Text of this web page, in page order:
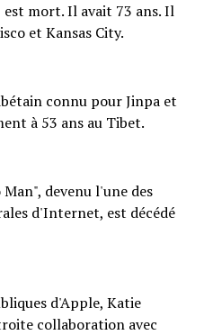
mort. Il avait 73 ans. Il
et Kansas City.
connu pour Jinpa et
à 53 ans au Tibet.
Man", devenu l'une des
d'Internet, est décédé
d'Apple, Katie
collaboration avec